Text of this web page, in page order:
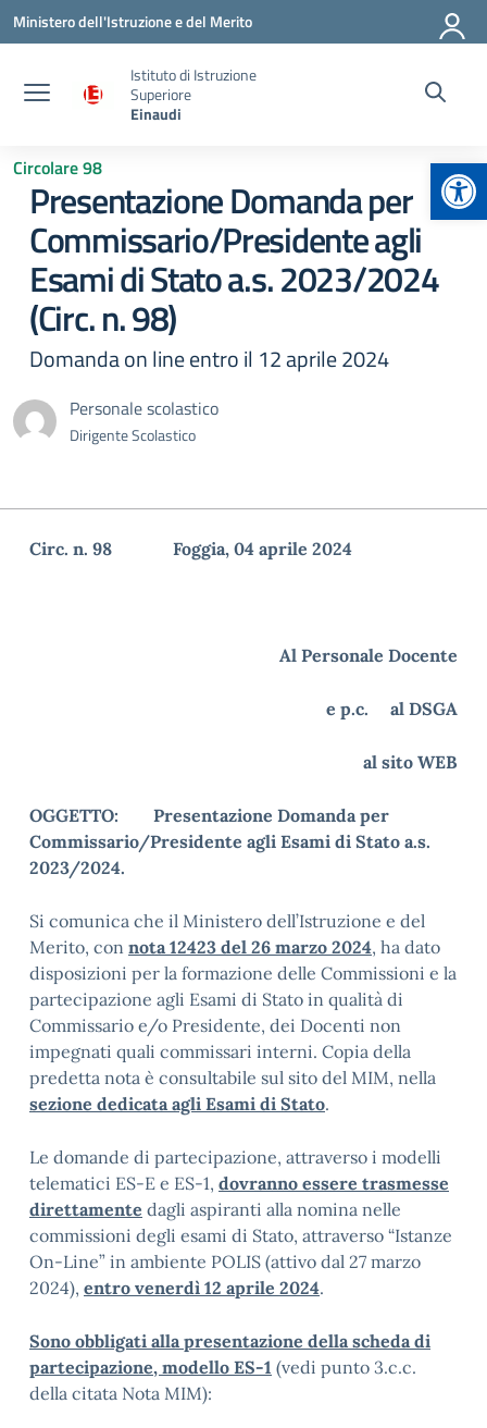
Vai ai contenuti
Vai al menu di navigazione
Vai al footer
Ministero dell'Istruzione e del Merito
Istituto di Istruzione
Superiore
Einaudi
Circolare 98
Presentazione Domanda per
Commissario/Presidente agli
Esami di Stato a.s. 2023/2024
(Circ. n. 98)
Domanda on line entro il 12 aprile 2024
Personale scolastico
Dirigente Scolastico
Circ. n. 98 Foggia, 04 aprile 2024
Al Personale Docente
e p.c. al DSGA
al sito WEB
OGGETTO: Presentazione Domanda per
Commissario/Presidente agli Esami di Stato a.s.
2023/2024.
Si comunica che il Ministero dell’Istruzione e del
Merito, con nota 12423 del 26 marzo 2024, ha dato
disposizioni per la formazione delle Commissioni e la
partecipazione agli Esami di Stato in qualità di
Commissario e/o Presidente, dei Docenti non
impegnati quali commissari interni. Copia della
predetta nota è consultabile sul sito del MIM, nella
sezione dedicata agli Esami di Stato.
Le domande di partecipazione, attraverso i modelli
telematici ES-E e ES-1, dovranno essere trasmesse
direttamente dagli aspiranti alla nomina nelle
commissioni degli esami di Stato, attraverso “Istanze
On-Line” in ambiente POLIS (attivo dal 27 marzo
2024), entro venerdì 12 aprile 2024.
Sono obbligati alla presentazione della scheda di
partecipazione, modello ES-1 (vedi punto 3.c.c.
della citata Nota MIM):